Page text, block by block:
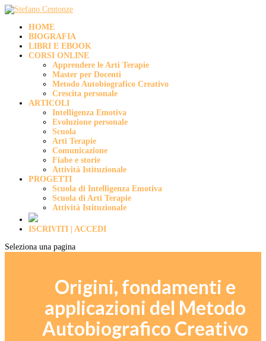
HOME
BIOGRAFIA
LIBRI E EBOOK
CORSI ONLINE
Apprendere le Arti Terapie
Master per Docenti
Metodo Autobiografico Creativo
Crescita personale
ARTICOLI
Intelligenza Emotiva
Evoluzione personale
Scuola
Arti Terapie
Comunicazione
Fiabe e storie
Attività Istituzionale
PROGETTI
Scuola di Intelligenza Emotiva
Scuola di Arti Terapie
Attività Istituzionale
ISCRIVITI | ACCEDI
Seleziona una pagina
Origini, fondamenti e
applicazioni del Metodo
Autobiografico Creativo